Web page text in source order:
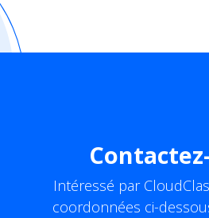
Intéressé par
coordonnées ci-